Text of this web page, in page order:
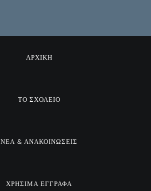
ΑΡΧΙΚΗ
ΤΟ ΣΧΟΛΕΙΟ
ΝΕΑ & ΑΝΑΚΟΙΝΩΣΕΙΣ
ΧΡΗΣΙΜΑ ΕΓΓΡΑΦΑ